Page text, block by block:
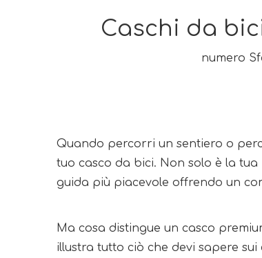
Caschi da
numero
Quando percorri un sentiero o
tuo casco da bici. Non solo è la
guida più piacevole offrendo un
Ma cosa distingue un casco
illustra tutto ciò che devi sapere